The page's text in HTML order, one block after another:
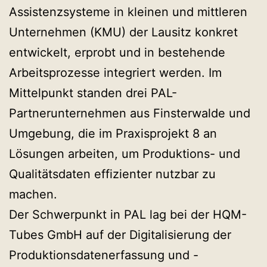
Assistenzsysteme in kleinen und mittleren
Unternehmen (KMU) der Lausitz konkret
entwickelt, erprobt und in bestehende
Arbeitsprozesse integriert werden. Im
Mittelpunkt standen drei PAL-
Partnerunternehmen aus Finsterwalde und
Umgebung, die im Praxisprojekt 8 an
Lösungen arbeiten, um Produktions- und
Qualitätsdaten effizienter nutzbar zu
machen.
Der Schwerpunkt in PAL lag bei der HQM-
Tubes GmbH auf der Digitalisierung der
Produktionsdatenerfassung und -